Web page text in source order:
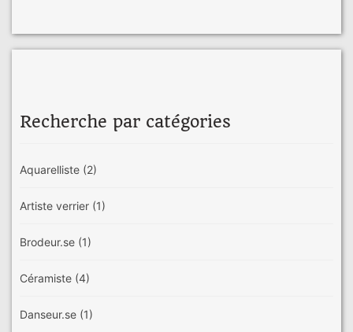
Recherche par catégories
Aquarelliste (2)
Artiste verrier (1)
Brodeur.se (1)
Céramiste (4)
Danseur.se (1)